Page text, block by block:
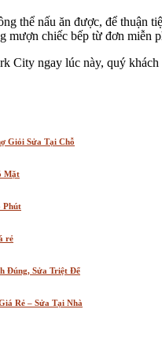
thể nấu ăn được, để thuận
mượn chiếc bếp từ đơn miễn
City ngay lúc này, quý
Giỏi Sửa Tại Chỗ
Mặt
Phút
rẻ
Đúng, Sửa Triệt Để
Rẻ – Sửa Tại Nhà